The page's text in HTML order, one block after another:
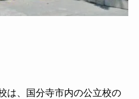
は、国分寺市内の公立校の